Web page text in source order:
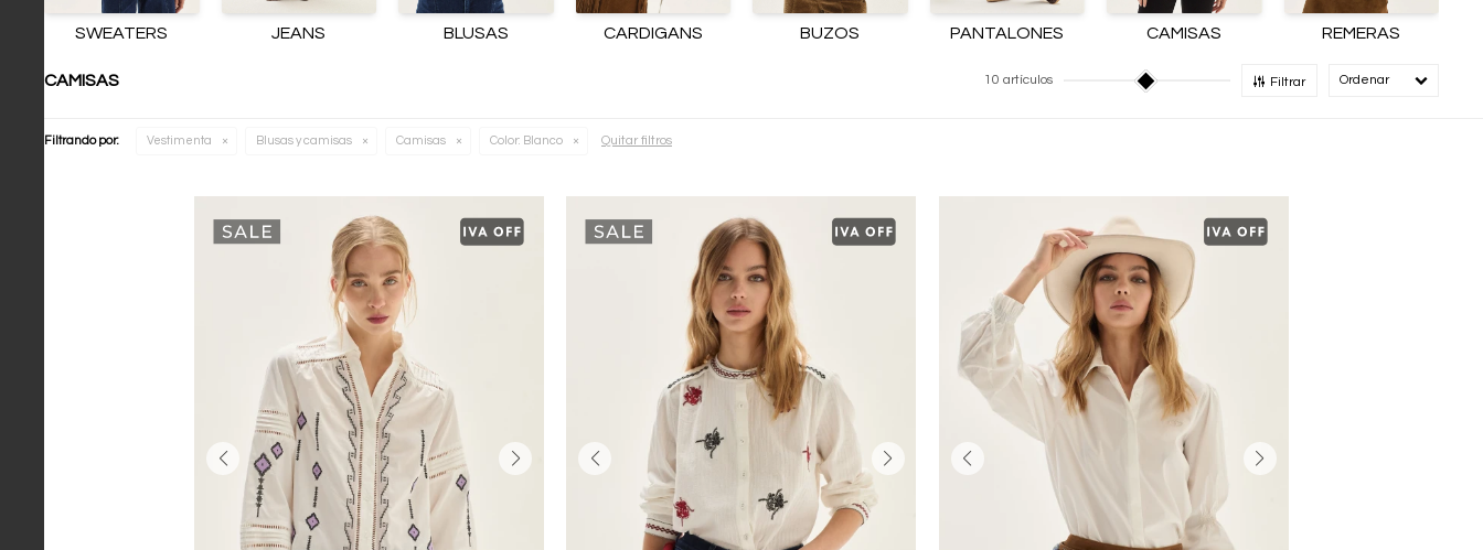
SWEATERS JEANS BLUSAS CARDIGANS BUZOS PANTALONES CAMISAS REMERAS
CAMISAS 10 artículos Filtrar
Filtrando por: Vestimenta Blusas y camisas Camisas Color: Blanco Quitar filtros